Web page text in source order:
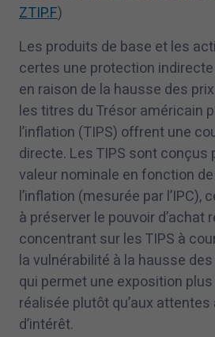
ZTIP.F)
Les produits de base et les
certes une protection
en raison de la hausse des
les titres du Trésor américain
l’inflation (TIPS) offrent une
directe. Les TIPS sont conçus
valeur nominale en fonction de
l’inflation (mesurée par l’IPC),
à préserver le pouvoir d’achat
concentrant sur les TIPS à
la vulnérabilité à la hausse des
qui permet une exposition
réalisée plutôt qu’aux attentes
d’intérêt.